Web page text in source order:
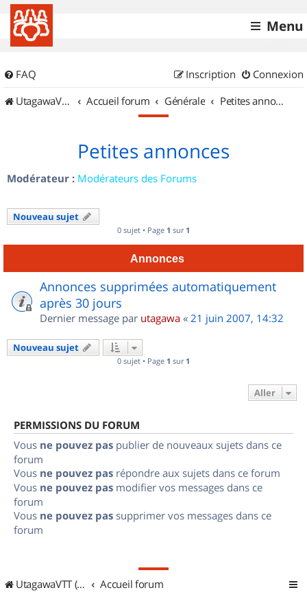
Menu
FAQ Connexion
Inscription
UtagawaVTT (Randos VTT et VTTAE avec traces GPS)
Accueil forum Générale Petites annonces
Petites annonces
Modérateur : Modérateurs des Forums
Nouveau sujet
0 sujet • Page 1 sur 1
Annonces
Annonces supprimées automatiquement
après 30 jours
Dernier message par utagawa « 21 juin 2007, 14:32
Nouveau sujet
0 sujet • Page 1 sur 1
Aller
PERMISSIONS DU FORUM
Vous ne pouvez pas publier de nouveaux sujets dans ce
forum
Vous ne pouvez pas répondre aux sujets dans ce forum
Vous ne pouvez pas modifier vos messages dans ce
forum
Vous ne pouvez pas supprimer vos messages dans ce
forum
UtagawaVTT (Randos VTT et VTTAE avec traces GPS) Accueil forum